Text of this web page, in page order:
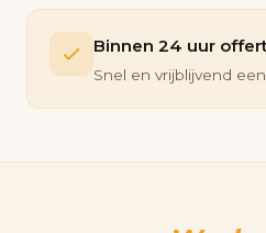
Binnen 24 uur
Snel en vrijblijvend